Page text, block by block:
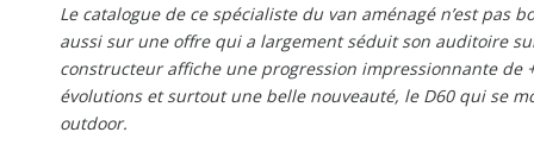
Le catalogue de ce spécialiste du van aménagé n’est pas
aussi sur une offre qui a largement séduit son auditoire
constructeur affiche une progression impressionnante de
évolutions et surtout une belle nouveauté, le D60 qui se
outdoor.